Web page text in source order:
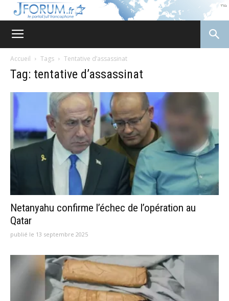
Accueil Tags Tentative d’assassinat
Tag: tentative d’assassinat
Netanyahu confirme l’échec de l’opération au
Qatar
publié le 13 septembre 2025